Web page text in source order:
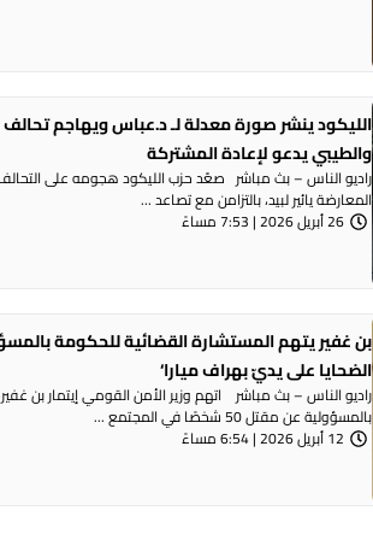
الليكود ينشر صورة معدلة لـ د.عباس ويهاجم
والطيبي يدعو لإعادة المشتركة
راديو الناس – بث مباشر صعّد حزب الليكود هجومه على
المعارضة يائير لبيد، بالتزامن مع تصاعد ...
26 أبريل 2026 | 7:53 مساءً
بن غفير يتهم المستشارة القضائية للحكومة
الضحايا على يديّ بهراف ميارا‘
راديو الناس – بث مباشر اتهم وزير الأمن القومي إيتمار بن
بالمسؤولية عن مقتل 50 شخصًا في المجتمع ...
12 أبريل 2026 | 6:54 مساءً